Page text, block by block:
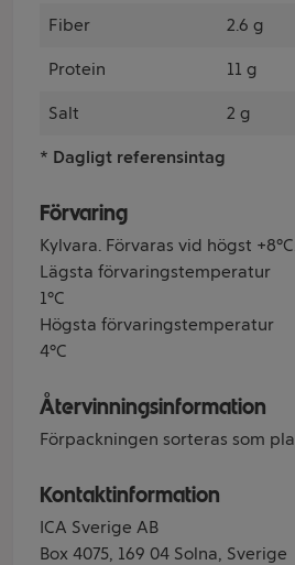
Fiber 2.6 g
Protein 11 g
Salt 2 g
* Dagligt referensintag
Förvaring
Kylvara. Förvaras vid högst
Lägsta förvaringstemperatur
1°C
Högsta förvaringstemperatur
4°C
Återvinningsinformation
Förpackningen sorteras som
Kontaktinformation
ICA Sverige AB
Box 4075, 169 04 Solna, Sverige